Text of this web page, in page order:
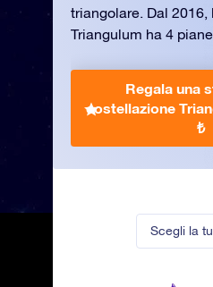
Scegli la
triangolare. Dal
Triangulum ha 4
Regala una
costellazione
₺